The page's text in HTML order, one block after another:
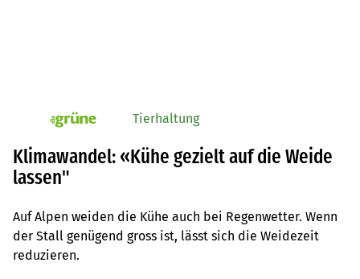
pv_die-grune-online Tierhaltung
Klimawandel: «Kühe gezielt auf die Weide
lassen"
Auf Alpen weiden die Kühe auch bei Regenwetter. Wenn
der Stall genügend gross ist, lässt sich die Weidezeit
reduzieren.